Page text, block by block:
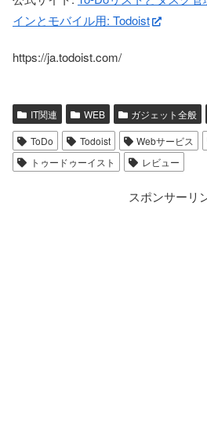
インとモバイル用: Todoist
https://ja.todoist.com/
IT関連 WEB ガジェット全般
ToDo Todoist Webサービス
トゥードゥーイスト
レビュー
スポンサーリ